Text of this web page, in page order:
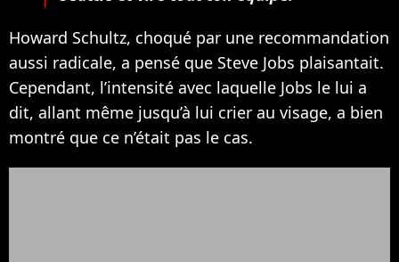
Howard Schultz, choqué par une recommandation
aussi radicale, a pensé que Steve Jobs plaisantait.
Cependant, l’intensité avec laquelle Jobs le lui a
dit, allant même jusqu’à lui crier au visage, a bien
montré que ce n’était pas le cas.